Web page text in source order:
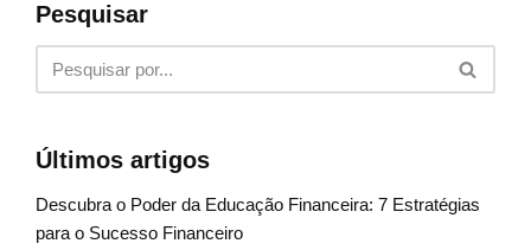
Pesquisar
Últimos artigos
Descubra o Poder da Educação Financeira: 7 Estratégias
para o Sucesso Financeiro